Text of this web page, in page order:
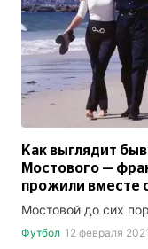
Как выглядит
Мостового —
прожили вместе
Мостовой до сих
Футбол 12 февраля 2021